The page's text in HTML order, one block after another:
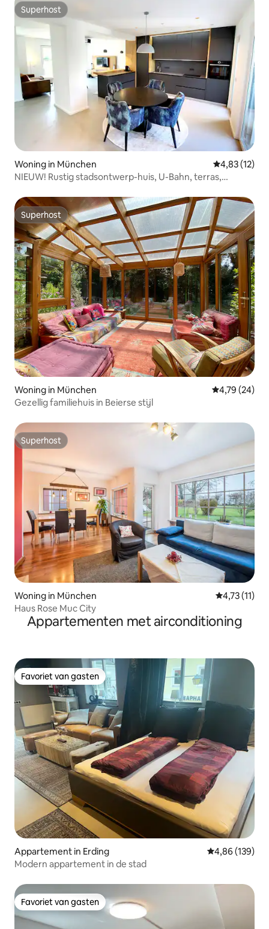
Superhost
Superhost
Woning in München Gemiddelde
4,83 (12)
NIEUW! Rustig stadsontwerp-huis, U-Bahn, terras,
Superhost
Superhost
Woning in München Gemiddelde
4,79 (24)
Gezellig familiehuis in Beierse stijl
Superhost
Superhost
Woning in München Gemiddelde
4,73 (11)
Haus Rose Muc City
Appartementen met airconditioning
Favoriet van gasten
Favoriet van gasten
Appartement in Erding Gemiddelde
4,86 (139)
Modern appartement in de stad
Favoriet van gasten
Favoriet van gasten